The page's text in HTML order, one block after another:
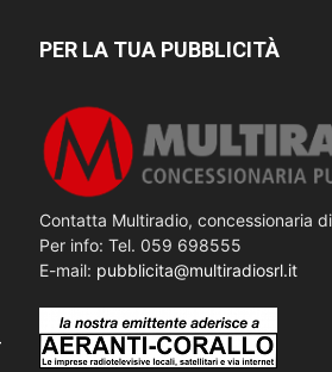
PER LA TUA PUBBLICITÀ
Contatta Multiradio, concessionaria
Per info: Tel. 059 698555
E-mail: pubblicita@multiradiosrl.it